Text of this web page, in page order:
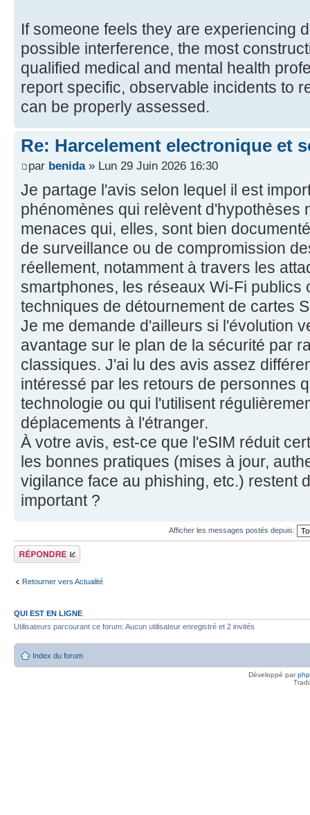
If someone feels they are experiencing
possible interference, the most
qualified medical and mental health
report specific, observable incidents to
can be properly assessed.
Re: Harcelement electronique et
par benida» Lun 29 Juin 2026 16:30
Je partage l'avis selon lequel il est
phénomènes qui relèvent d'hypothèses
menaces qui, elles, sont bien
de surveillance ou de compromission
réellement, notamment à travers les
smartphones, les réseaux Wi-Fi publics
techniques de détournement de cartes
Je me demande d'ailleurs si l'évolution
avantage sur le plan de la sécurité par
classiques. J'ai lu des avis assez
intéressé par les retours de personnes
technologie ou qui l'utilisent
déplacements à l'étranger.
À votre avis, est-ce que l'eSIM réduit
les bonnes pratiques (mises à jour,
vigilance face au phishing, etc.) restent
important ?
Afficher les messages postés depuis:
Répondre
Retourner vers Actualité
QUI EST EN LIGNE
Utilisateurs parcourant ce forum: Aucun utilisateur enregistré et 2 invités
Index du forum
Développé par